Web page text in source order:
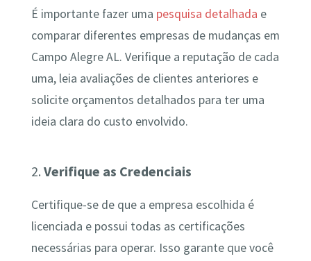
É importante fazer uma pesquisa detalhada e
comparar diferentes empresas de mudanças em
Campo Alegre AL. Verifique a reputação de cada
uma, leia avaliações de clientes anteriores e
solicite orçamentos detalhados para ter uma
ideia clara do custo envolvido.
2. Verifique as Credenciais
Certifique-se de que a empresa escolhida é
licenciada e possui todas as certificações
necessárias para operar. Isso garante que você